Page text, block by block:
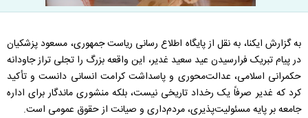
به گزارش ایکنا، به نقل از پایگاه اطلاع رسانی ریاست جمهوری، مسعود پزشکیان
در پیام تبریک فرارسیدن عید سعید غدیر، این واقعه بزرگ را تجلی تراز جاودانه
حکمرانی اسلامی، عدالت‌محوری و پاسداشت کرامت انسانی دانست و تأکید
کرد که غدیر صرفاً یک رخداد تاریخی نیست، بلکه منشوری ماندگار برای اداره
جامعه بر پایه مسئولیت‌پذیری، مردم‌داری و صیانت از حقوق عمومی است.